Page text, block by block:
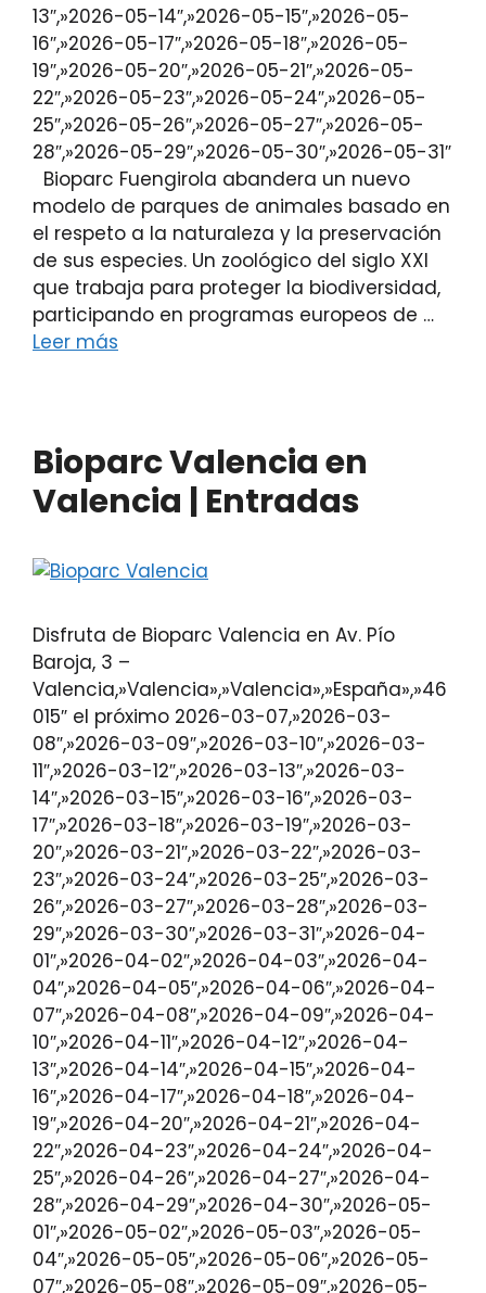
13″,»2026-05-14″,»2026-05-15″,»2026-05-
16″,»2026-05-17″,»2026-05-18″,»2026-05-
19″,»2026-05-20″,»2026-05-21″,»2026-05-
22″,»2026-05-23″,»2026-05-24″,»2026-05-
25″,»2026-05-26″,»2026-05-27″,»2026-05-
28″,»2026-05-29″,»2026-05-30″,»2026-05-31″
Bioparc Fuengirola abandera un nuevo
modelo de parques de animales basado en
el respeto a la naturaleza y la preservación
de sus especies. Un zoológico del siglo XXI
que trabaja para proteger la biodiversidad,
participando en programas europeos de …
Leer más
Bioparc Valencia en
Valencia | Entradas
Disfruta de Bioparc Valencia en Av. Pío
Baroja, 3 –
Valencia,»Valencia»,»Valencia»,»España»,»46
015″ el próximo 2026-03-07,»2026-03-
08″,»2026-03-09″,»2026-03-10″,»2026-03-
11″,»2026-03-12″,»2026-03-13″,»2026-03-
14″,»2026-03-15″,»2026-03-16″,»2026-03-
17″,»2026-03-18″,»2026-03-19″,»2026-03-
20″,»2026-03-21″,»2026-03-22″,»2026-03-
23″,»2026-03-24″,»2026-03-25″,»2026-03-
26″,»2026-03-27″,»2026-03-28″,»2026-03-
29″,»2026-03-30″,»2026-03-31″,»2026-04-
01″,»2026-04-02″,»2026-04-03″,»2026-04-
04″,»2026-04-05″,»2026-04-06″,»2026-04-
07″,»2026-04-08″,»2026-04-09″,»2026-04-
10″,»2026-04-11″,»2026-04-12″,»2026-04-
13″,»2026-04-14″,»2026-04-15″,»2026-04-
16″,»2026-04-17″,»2026-04-18″,»2026-04-
19″,»2026-04-20″,»2026-04-21″,»2026-04-
22″,»2026-04-23″,»2026-04-24″,»2026-04-
25″,»2026-04-26″,»2026-04-27″,»2026-04-
28″,»2026-04-29″,»2026-04-30″,»2026-05-
01″,»2026-05-02″,»2026-05-03″,»2026-05-
04″,»2026-05-05″,»2026-05-06″,»2026-05-
07″,»2026-05-08″,»2026-05-09″,»2026-05-